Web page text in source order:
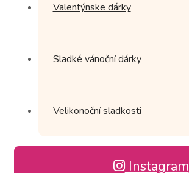
Valentýnske dárky
Sladké vánoční dárky
Velikonoční sladkosti
Instagram